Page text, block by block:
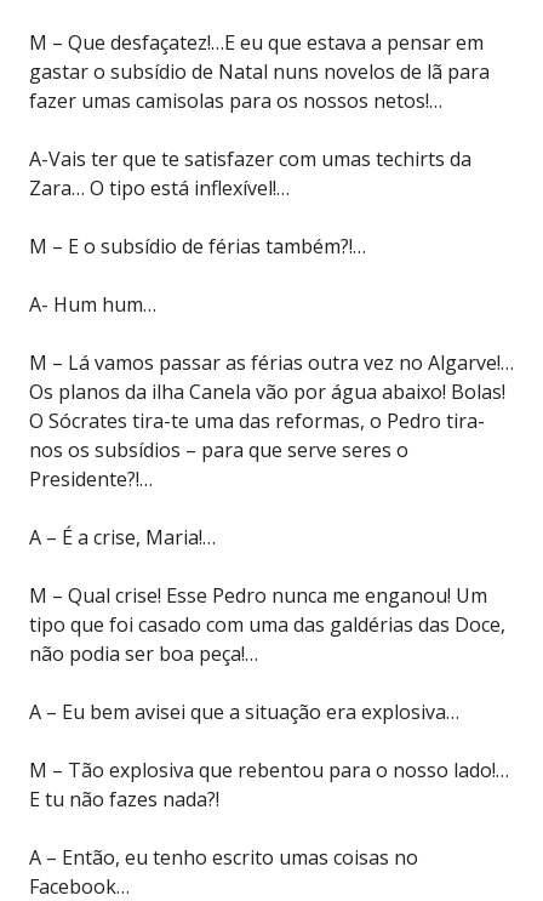
M – Que desfaçatez!…E eu que estava a pensar em
gastar o subsídio de Natal nuns novelos de lã para
fazer umas camisolas para os nossos netos!…
A-Vais ter que te satisfazer com umas techirts da
Zara… O tipo está inflexível!…
M – E o subsídio de férias também?!…
A- Hum hum…
M – Lá vamos passar as férias outra vez no Algarve!…
Os planos da ilha Canela vão por água abaixo! Bolas!
O Sócrates tira-te uma das reformas, o Pedro tira-
nos os subsídios – para que serve seres o
Presidente?!…
A – É a crise, Maria!…
M – Qual crise! Esse Pedro nunca me enganou! Um
tipo que foi casado com uma das galdérias das Doce,
não podia ser boa peça!…
A – Eu bem avisei que a situação era explosiva…
M – Tão explosiva que rebentou para o nosso lado!…
E tu não fazes nada?!
A – Então, eu tenho escrito umas coisas no
Facebook…